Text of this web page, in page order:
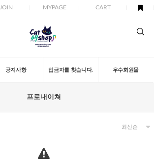
JOIN MYPAGE CART
공지사항 입금자를 찾습니다. 우수회원몰
프로내이쳐